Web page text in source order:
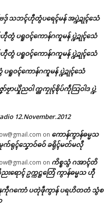
ဒှ် သဘၚ်ဟီုတွံပရေၚ်မန် အပ္ဍဲဍုၚ်သေံ
ပရူဝၚ်ကောန်ဂကူမန် ပ္ဍဲဍုၚ်သေံ
ပရူဝၚ်ကောန်ဂကူမန် ပ္ဍဲဍုၚ်သေံ
ဝၚ်ကောန်ဂကူမန် ပ္ဍဲဍုၚ်သေံ
ာ်ဗၟာယှိုဲညဝါ က္ညကၠုၚ်စိုပ်ကဵုသြဝါဒ ပ္ဍဲ
12.November.2012
on ကောန်ကွာန်ဓမ္မသ
က်ရုၚ်သၞောဝ်ဓဝ် ခရိုၚ်မတ်မလီု
on ကိစ္စသွံ ဂအာၚ်တိ
ောၚ် ဥက္ကဋ္ဌတြေံ ကွာန်ဓမ္မသ ဟီု
ကဵုဂကောံ ပတုဲဖဵုကွာန် ပရဟိတတံ သွံစ